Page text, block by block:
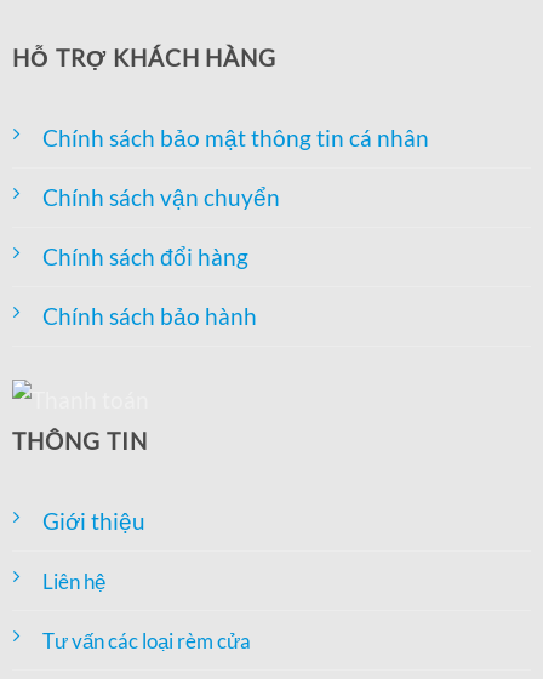
HỖ TRỢ KHÁCH HÀNG
Chính sách bảo mật thông tin cá nhân
Chính sách vận chuyển
Chính sách đổi hàng
Chính sách bảo hành
THÔNG TIN
Giới thiệu
Liên hệ
Tư vấn các loại rèm cửa